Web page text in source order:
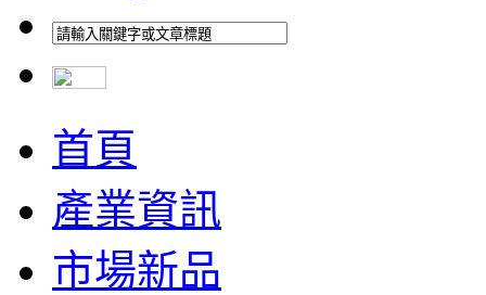
首頁
產業資訊
市場新品